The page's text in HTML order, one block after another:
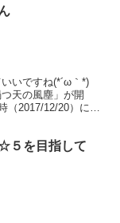
いですね(*´ω｀*)
天の風塵」が開
2017/12/20）に★
を目指して